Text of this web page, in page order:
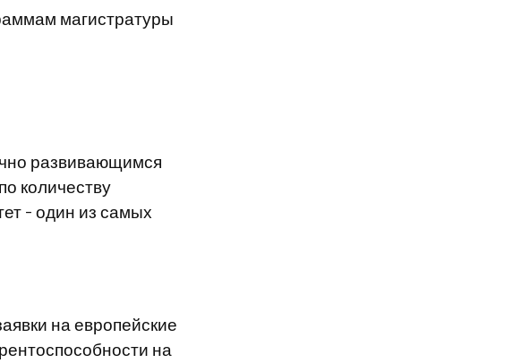
магистратуры
развивающимся
количеству
- один из самых
на европейские
на